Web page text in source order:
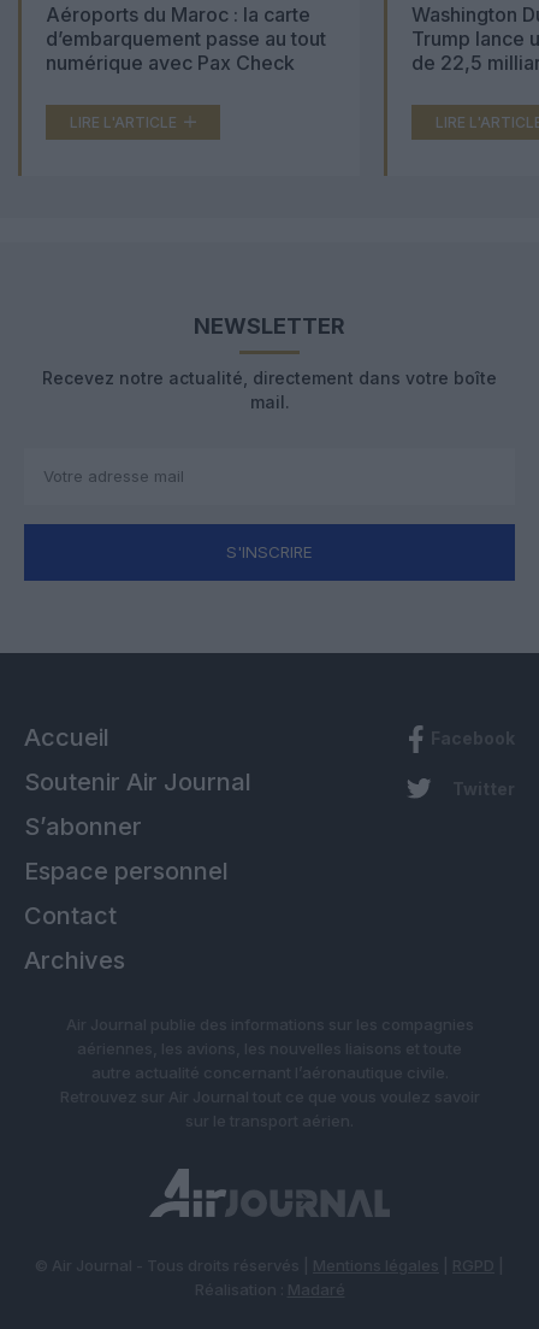
Aéroports du Maroc : la carte
d’embarquement passe au tout
numérique avec Pax Check
LIRE L'ARTICLE
Washington
Trump lance
de 22,5
LIRE
NEWSLETTER
Recevez notre actualité, directement dans votre boîte
mail.
S'INSCRIRE
Accueil
Soutenir Air Journal
S’abonner
Espace personnel
Contact
Archives